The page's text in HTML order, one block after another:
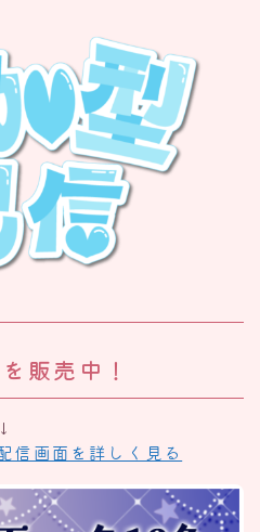
販売中！
信画面を詳しく見る